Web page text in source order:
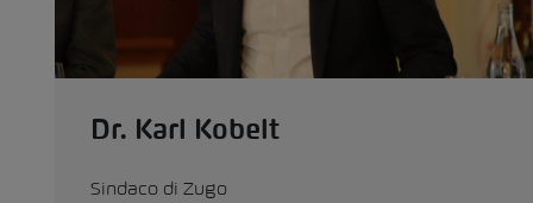
Dr. Karl Kobelt
Sindaco di Zugo